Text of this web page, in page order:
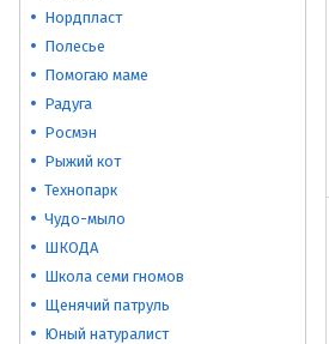
Нордпласт
Полесье
Помогаю маме
Радуга
Росмэн
Рыжий кот
Технопарк
Чудо-мыло
ШКОДА
Школа семи гномов
Щенячий патруль
Юный натуралист